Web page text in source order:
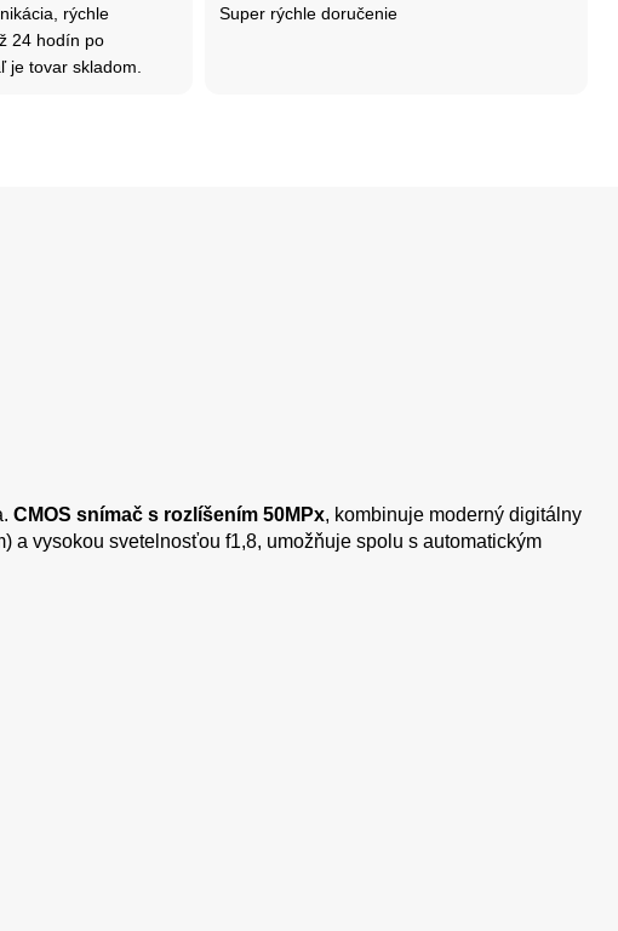
rýchle
24 hodín po
je tovar skladom.
Super rýchle doručenie
CMOS snímač s rozlíšením 50MPx, kombinuje moderný digitálny
a vysokou svetelnosťou f1,8, umožňuje spolu s automatickým